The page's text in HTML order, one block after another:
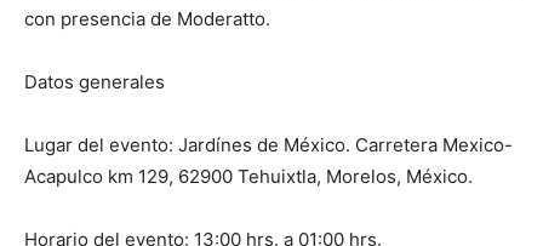
con presencia de Moderatto.
Datos generales
Lugar del evento: Jardínes de México. Carretera Mexico-
Acapulco km 129, 62900 Tehuixtla, Morelos, México.
Horario del evento: 13:00 hrs. a 01:00 hrs.